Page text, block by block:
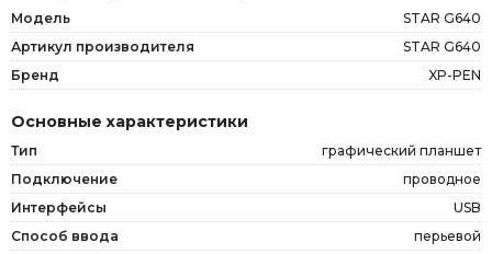
Модель
STAR G640
Артикул производителя
STAR G640
Бренд
XP-PEN
Основные характеристики
Тип
графический планшет
Подключение
проводное
Интерфейсы
USB
Способ ввода
перьевой